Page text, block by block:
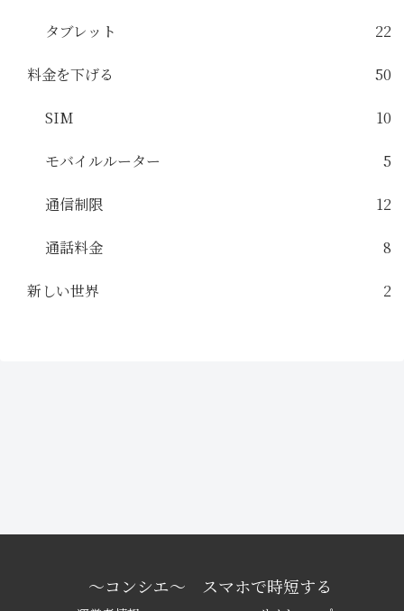
タブレット 22
料金を下げる 50
SIM 10
モバイルルーター 5
通信制限 12
通話料金 8
新しい世界 2
〜コンシエ〜 スマホで時短する